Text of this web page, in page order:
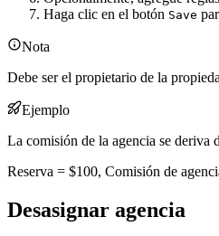
Haga clic en el botón Save
Nota
Debe ser el propietario de la
Ejemplo
La comisión de la agencia se deriva
Reserva = $100, Comisión de
Desasignar agencia